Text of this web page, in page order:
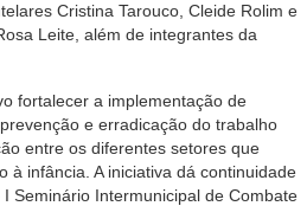
Cristina Tarouco, Cleide Rolim e
Leite, além de integrantes da
fortalecer a implementação de
e erradicação do trabalho
entre os diferentes setores que
à infância. A iniciativa dá continuidade
Seminário Intermunicipal de Combate